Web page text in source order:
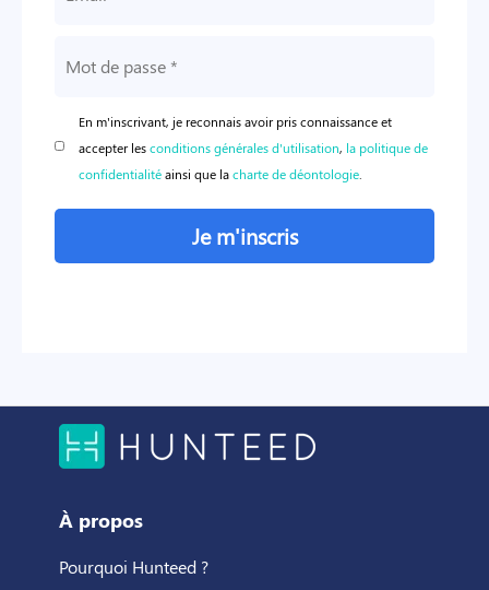
En m'inscrivant, je reconnais avoir pris connaissance et
accepter lesconditions générales d'utilisation, la politique de
confidentialitéainsi que lacharte de déontologie
Je m'inscris
À propos
Pourquoi Hunteed ?